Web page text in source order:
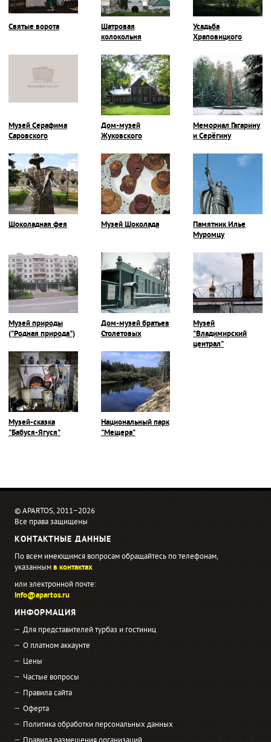
Святые ворота
Шатровая
колокольня
Усадьба
Храповицкого
Музей Серафима
Саровского
Дом-музей
Жуковского
Мемориал Гагарину
и Серёгину
Шоколадная фея Музей Шоколада
Памятник Илье
Муромцу
Музей природы
("Родная природа")
Дом-музей братьев
Столетовых
Музей
"Владимирский
централ"
Музей-сказка
"Бабуся-Ягуся"
Национальный парк
"Мещера"
© APARTOS, 2011−2026
Все права защищены
КОНТАКТНЫЕ ДАННЫЕ
По всем имеющимся вопросам обращайтесь по телефонам,
указаннымв контактах
или электронной почте:
info@apartos.ru
ИНФОРМАЦИЯ
Для представителей турбаз и гостиниц
О платном аккаунте
Цены
Частые вопросы
Правила сайта
Оферта
Политика обработки персональных данных